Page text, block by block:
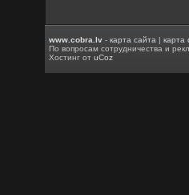
www.cobra.lv -карта сайта |карта
По вопросам сотрудничества и
Хостинг отuCoz